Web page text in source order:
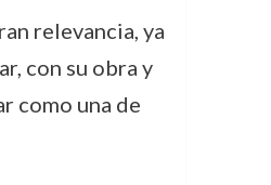
relevancia, ya
con su obra y
como una de